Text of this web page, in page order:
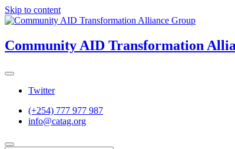
Skip to content
Community AID Transformation
Twitter
(+254) 777 977 987
info@catag.org